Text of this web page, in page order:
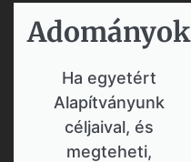
Adományok​
Ha egyetért
Alapítványunk
céljaival, és
megteheti,